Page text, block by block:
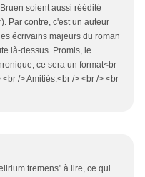
soient aussi réédité
Par contre, c'est un auteur
écrivains majeurs du roman
là-dessus. Promis, le
ce sera un format<br
/> Amitiés.<br /> <br /> <br
tremens" à lire, ce qui